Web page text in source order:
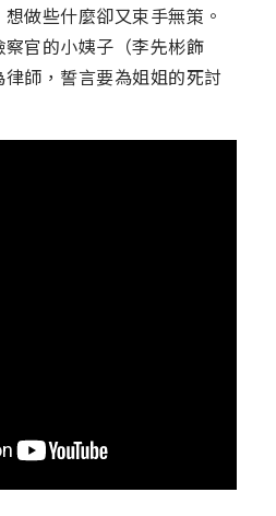
做些什麼卻又束手無策。
官的小姨子（李先彬飾
師，誓言要為姐姐的死討